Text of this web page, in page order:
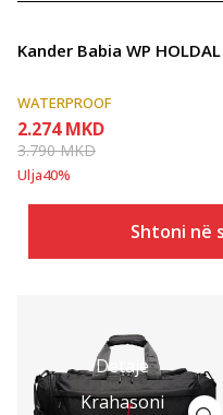
Kander Babia WP HOLDAL
WATERPROOF
2.274 MKD
3.790MKD
Ulja40%
Shtoni në
Detaje
Krahasoni